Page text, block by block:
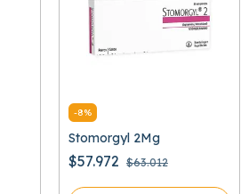
-8%
Stomorgyl 2Mg
$57.972 $63.012